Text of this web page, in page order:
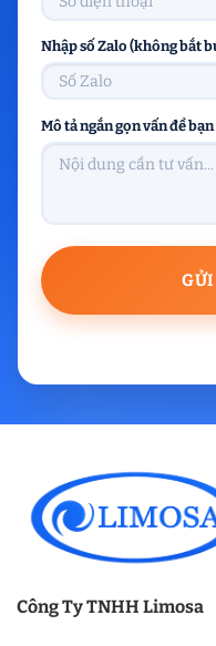
Nhập số Zalo (không bắt
Mô tả ngắn gọn vấn đề
Công Ty TNHH Limosa